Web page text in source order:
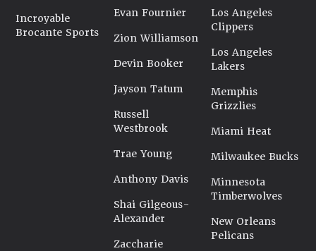
Incroyable
Brocante Sports
Evan Fournier
Zion Williamson
Devin Booker
Jayson Tatum
Russell
Westbrook
Trae Young
Anthony Davis
Shai Gilgeous-
Alexander
Zaccharie
Los Angeles
Clippers
Los Angeles
Lakers
Memphis
Grizzlies
Miami Heat
Milwaukee Bucks
Minnesota
Timberwolves
New Orleans
Pelicans